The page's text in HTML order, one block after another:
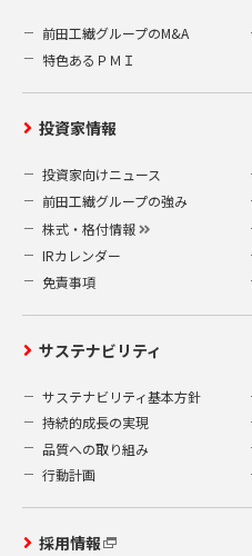
前田工繊グループのM&A
特色あるＰＭＩ
投資家情報
投資家向けニュース
前田工繊グループの強み
株式・格付情報
IRカレンダー
免責事項
サステナビリティ
サステナビリティ基本方針
持続的成長の実現
品質への取り組み
行動計画
採用情報